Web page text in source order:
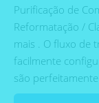
Purificação de
Reformatação /
mais . O fluxo de
facilmente
são